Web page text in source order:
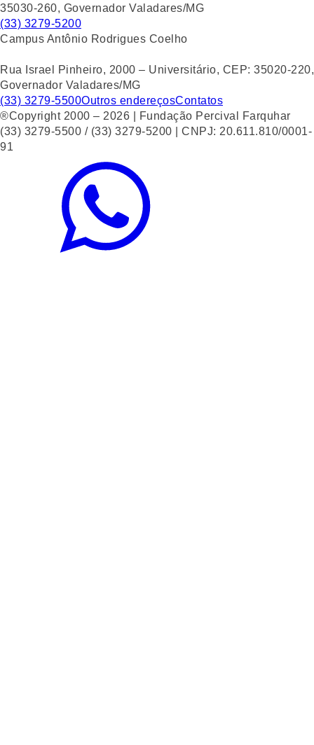
35030-260, Governador Valadares/MG
(33) 3279-5200
Campus Antônio Rodrigues Coelho
Rua Israel Pinheiro, 2000 – Universitário, CEP: 35020-220,
Governador Valadares/MG
(33) 3279-5500Outros endereçosContatos
®Copyright 2000 – 2026 | Fundação Percival Farquhar
(33) 3279-5500 / (33) 3279-5200 | CNPJ: 20.611.810/0001-
91